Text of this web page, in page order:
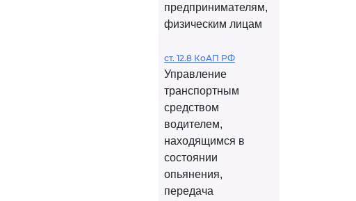
предпринимателям,
физическим лицам
ст. 12.8 КоАП РФ
Управление
транспортным
средством
водителем,
находящимся в
состоянии
опьянения,
передача